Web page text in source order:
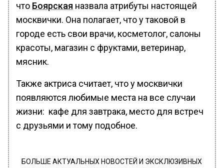
что Боярская назвала атрибуты настоящей
москвички. Она полагает, что у таковой в
городе есть свои врачи, косметолог, салоны
красоты, магазин с фруктами, ветеринар,
мясник.
Также актриса считает, что у москвички
появляются любимые места на все случаи
жизни: кафе для завтрака, место для встреч
с друзьями и тому подобное.
БОЛЬШЕ АКТУАЛЬНЫХ НОВОСТЕЙ И ЭКСКЛЮЗИВНЫХ